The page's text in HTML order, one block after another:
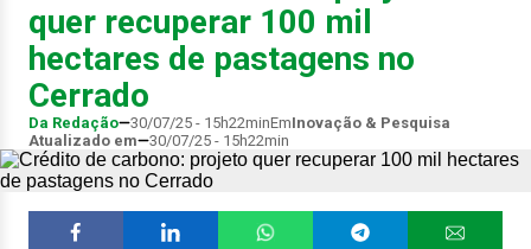
quer recuperar 100 mil
hectares de pastagens no
Cerrado
Da Redação 30/07/25 - 15h22minEmInovação & Pesquisa
Atualizado em
30/07/25 - 15h22min